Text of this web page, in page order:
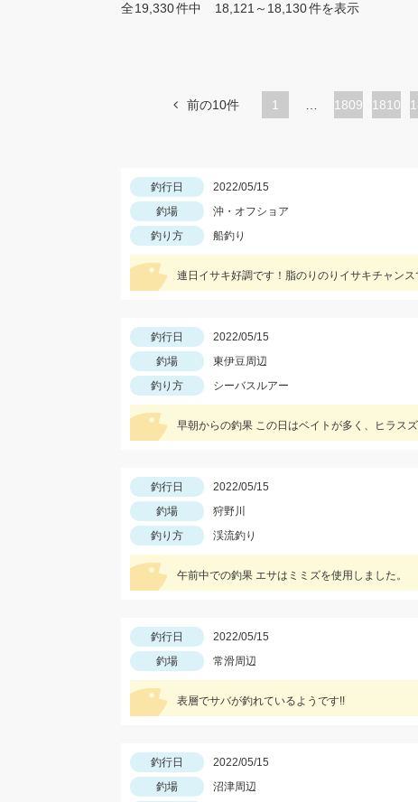
全19,330件中 18,121～18,130件を表示
前の10件 1
ペ
1809
ペ
1810
釣行日 2022/05/15
釣場
沖・オフショア
釣り方
船釣り
連日イサキ好調です！脂のりのりイサキチャンス
釣行日 2022/05/15
釣場
東伊豆周辺
釣り方
シーバスルアー
早朝からの釣果 この日はベイトが多く、ヒラス
釣行日 2022/05/15
釣場
狩野川
釣り方
渓流釣り
午前中での釣果 エサはミミズを使用しました。
釣行日 2022/05/15
釣場
常滑周辺
表層でサバが釣れているようです!!
釣行日 2022/05/15
釣場
沼津周辺